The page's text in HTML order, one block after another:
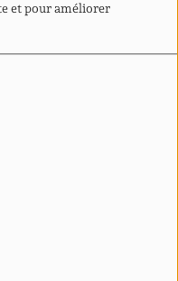
et pour améliorer